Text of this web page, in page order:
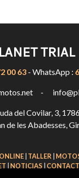
TRIAL
00 63- WhatsApp :
-
del Covilar, 3,
de les Abadesses,
TALLER
NOTICIAS